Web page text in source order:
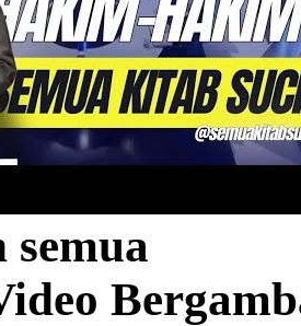
semua